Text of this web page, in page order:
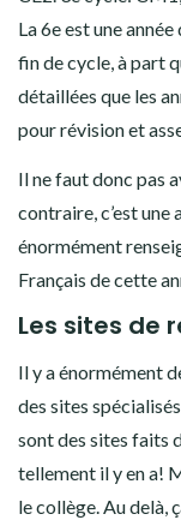
La 6e est une
fin de cycle, à part
détaillées que les
pour révision et
Il ne faut donc pas
contraire, c’est une
énormément
Français de cette
Les sites de
Il y a énormément
des sites
sont des sites faits
tellement il y en a!
le collège. Au delà,